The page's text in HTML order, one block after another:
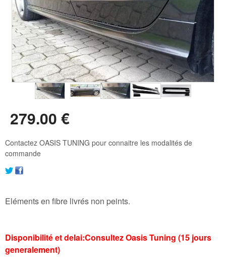
279.00 €
Contactez OASIS TUNING pour connaitre les modalités de
commande
Eléments en fibre livrés non peints.
Disponibilité et delai:Consultez Oasis Tuning (15 jours
generalement)